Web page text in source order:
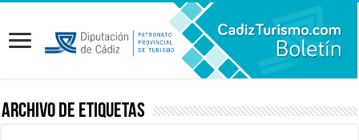
Archivo de etiquetas